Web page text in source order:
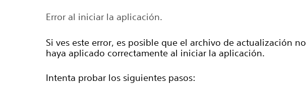
Error al iniciar la aplicación.
Si ves este error, es posible que el archivo de actualización
haya aplicado correctamente al iniciar la aplicación.
Intenta probar los siguientes pasos: